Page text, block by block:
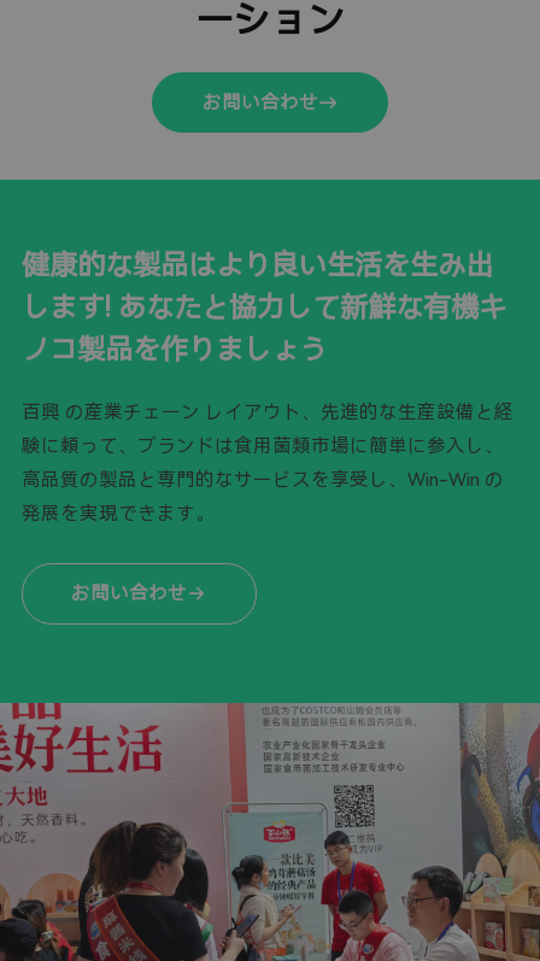
ーション
お問い合わせ
健康的な製品はより良い生活を生み出
します! あなたと協力して新鮮な有機キ
ノコ製品を作りましょう
百興 の産業チェーン レイアウト、先進的な生産設備と経
験に頼って、ブランドは食用菌類市場に簡単に参入し、
高品質の製品と専門的なサービスを享受し、Win-Win の
発展を実現できます。
お問い合わせ